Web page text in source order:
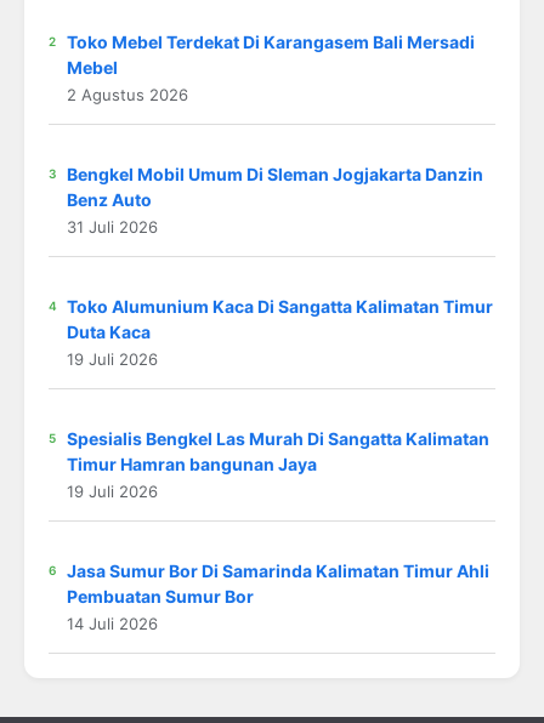
Toko Mebel Terdekat Di Karangasem Bali Mersadi
Mebel
2 Agustus 2026
Bengkel Mobil Umum Di Sleman Jogjakarta Danzin
Benz Auto
31 Juli 2026
Toko Alumunium Kaca Di Sangatta Kalimatan Timur
Duta Kaca
19 Juli 2026
Spesialis Bengkel Las Murah Di Sangatta Kalimatan
Timur Hamran bangunan Jaya
19 Juli 2026
Jasa Sumur Bor Di Samarinda Kalimatan Timur Ahli
Pembuatan Sumur Bor
14 Juli 2026